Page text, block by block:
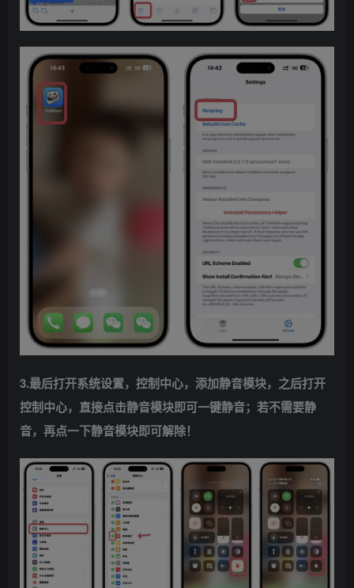
3.最后打开系统设置，控制中心，添加静音模块，之后打开
控制中心，直接点击静音模块即可一键静音；若不需要静
音，再点一下静音模块即可解除！